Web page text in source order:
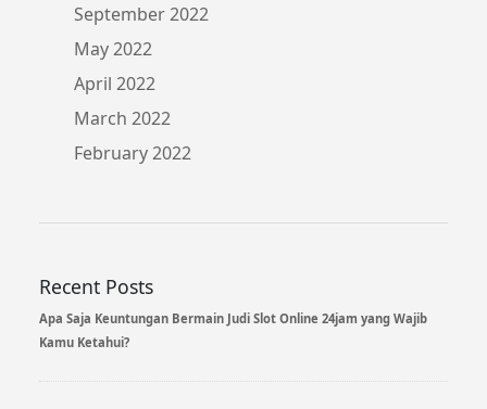
September 2022
May 2022
April 2022
March 2022
February 2022
Recent Posts
Apa Saja Keuntungan Bermain Judi Slot Online 24jam yang Wajib
Kamu Ketahui?